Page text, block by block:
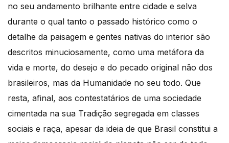
no seu andamento brilhante entre cidade e selva
durante o qual tanto o passado histórico como o
detalhe da paisagem e gentes nativas do interior são
descritos minuciosamente, como uma metáfora da
vida e morte, do desejo e do pecado original não dos
brasileiros, mas da Humanidade no seu todo. Que
resta, afinal, aos contestatários de uma sociedade
cimentada na sua Tradição segregada em classes
sociais e raça, apesar da ideia de que Brasil constitui a